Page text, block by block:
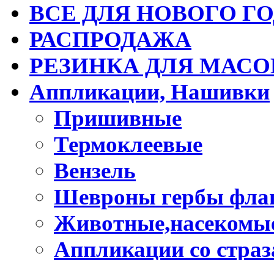
ВСЕ ДЛЯ НОВОГО
РАСПРОДАЖА
РЕЗИНКА ДЛЯ
Аппликации, Нашивки
Пришивные
Термоклеевые
Вензель
Шевроны гербы
Аппликации со